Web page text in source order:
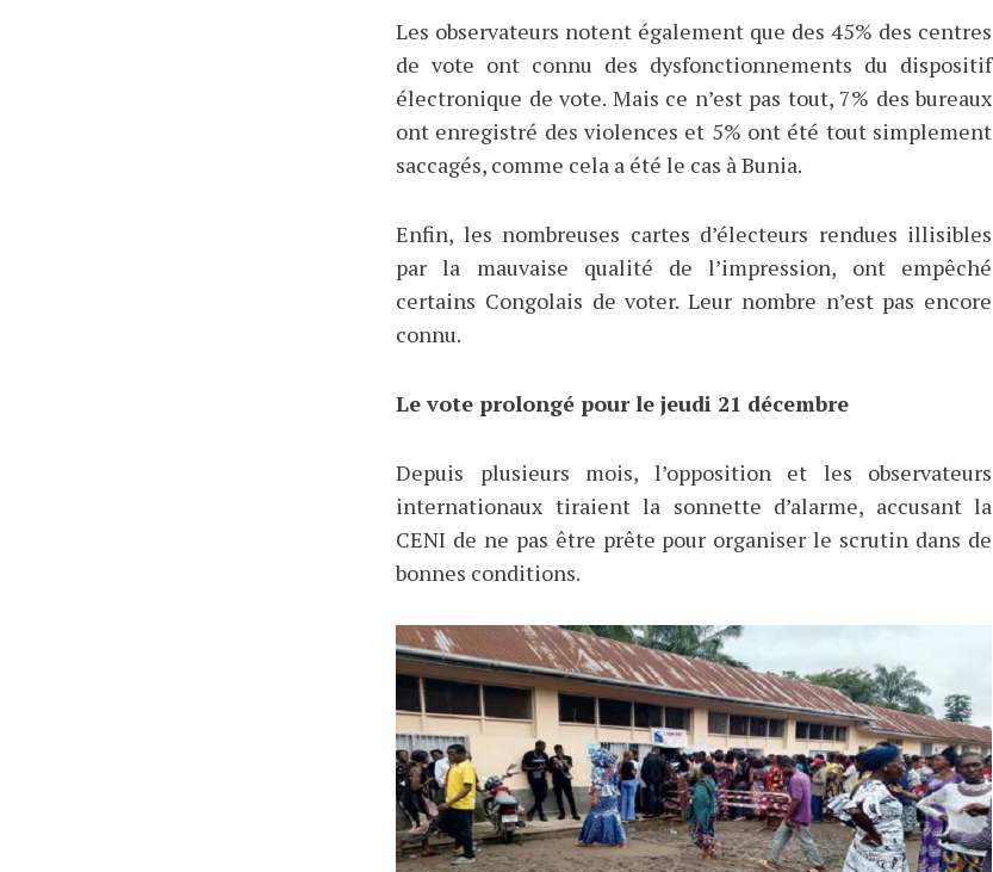
Les observateurs notent également que des 45% des centres
de vote ont connu des dysfonctionnements du dispositif
électronique de vote. Mais ce n’est pas tout, 7% des bureaux
ont enregistré des violences et 5% ont été tout simplement
saccagés, comme cela a été le cas à Bunia.
Enfin, les nombreuses cartes d’électeurs rendues illisibles
par la mauvaise qualité de l’impression, ont empêché
certains Congolais de voter. Leur nombre n’est pas encore
connu.
Le vote prolongé pour le jeudi 21 décembre
Depuis plusieurs mois, l’opposition et les observateurs
internationaux tiraient la sonnette d’alarme, accusant la
CENI de ne pas être prête pour organiser le scrutin dans de
bonnes conditions.